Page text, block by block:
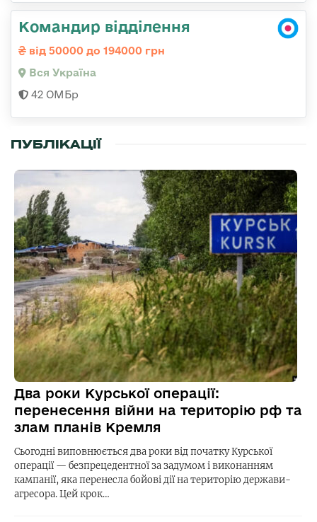
Командир відділення
від 50000 до 194000 грн
Вся Україна
42 ОМБр
ПУБЛІКАЦІЇ
Два роки Курської операції:
перенесення війни на територію рф та
злам планів Кремля
Сьогодні виповнюється два роки від початку Курської
операції — безпрецедентної за задумом і виконанням
кампанії, яка перенесла бойові дії на територію держави-
агресора. Цей крок…